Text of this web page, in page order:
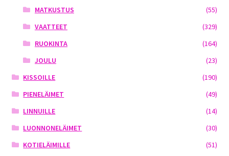
MATKUSTUS
(55)
VAATTEET
(329)
RUOKINTA
(164)
JOULU
(23)
KISSOILLE
(190)
PIENELÄIMET
(49)
LINNUILLE
(14)
LUONNONELÄIMET
(30)
KOTIELÄIMILLE
(51)